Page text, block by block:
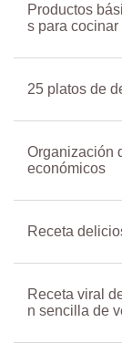
Productos
s para
25 platos de
Organización
económicos
Receta
Receta viral
n sencilla de